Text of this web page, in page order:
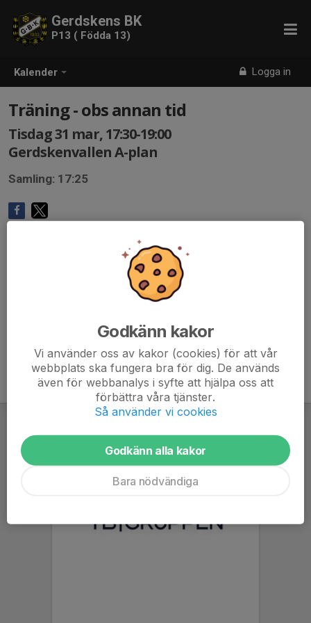
Kalender Logga in
Gerdskens BK
P13 ( Födda 13)
Träning - obs annan tid
Tisdag 31 mar, 17:30-19:00
Gerdskenvallen A-plan
Samling: 17:25
Godkänn kakor
Vi använder oss av kakor (cookies) för att vår
webbplats ska fungera bra för dig. De används
även för webbanalys i syfte att hjälpa oss att
förbättra våra tjänster.
Så använder vi cookies
Godkänn alla kakor
Bara nödvändiga